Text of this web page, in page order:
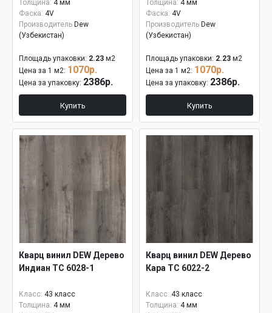
Толщина: 4 мм
Фаска: 4V
Производитель Dew
(Узбекистан)
Площадь упаковки: 2.23 м2
Цена за 1 м2: 1070р.
Цена за упаковку: 2386р.
Купить
Толщина: 4 мм
Фаска: 4V
Производитель Dew
(Узбекистан)
Площадь упаковки: 2.23 м2
Цена за 1 м2: 1070р.
Цена за упаковку: 2386р.
Купить
Кварц винил DEW Дерево
Индиан ТС 6028-1
Класс: 43 класс
Толщина: 4 мм
Кварц винил DEW Дерево
Кара ТС 6022-2
Класс: 43 класс
Толщина: 4 мм